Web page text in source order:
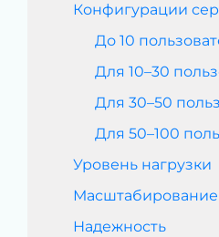
Конфигурации
До 10
Для 10–30
Для 30–50
Для 50–100
Уровень нагрузки
Масштабирование
Надежность